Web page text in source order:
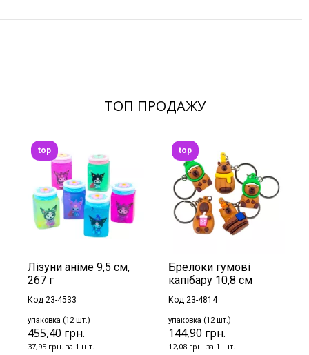
ТОП ПРОДАЖУ
Лізуни аніме 9,5 см,
267 г
Код 23-4533
упаковка (12 шт.)
455,40 грн.
37,95 грн. за 1 шт.
top
Брелоки гумові
капібару 10,8 см
Код 23-4814
упаковка (12 шт.)
144,90 грн.
12,08 грн. за 1 шт.
top